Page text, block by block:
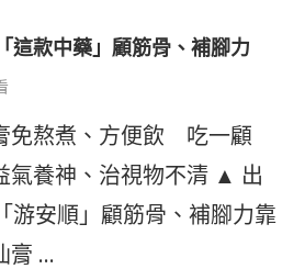
這款中藥」顧筋骨、補腳力
免熬煮、方便飲 吃一顧
氣養神、治視物不清 ▲ 出
游安順」顧筋骨、補腳力靠
膏 …